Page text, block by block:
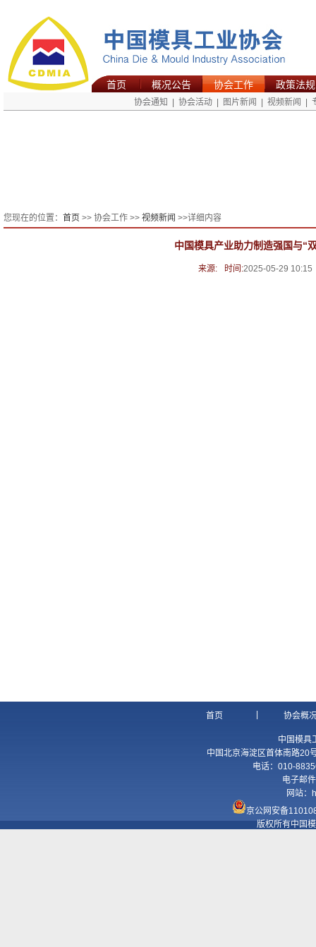
首页 概况公告 协会工作 政策法规
协会通知 协会活动 图片新闻 视频新闻
您现在的位置： 首页 >> 协会工作 >> 视频新闻 >>详细内容
中国模具产业助力制造强国与“
来源: 时间:2025-05-29 10:15
首页 协会概
中国模具
中国北京海淀区首体南路20
电话：010-
电子邮
网站：
京公网安备
版权所有中国